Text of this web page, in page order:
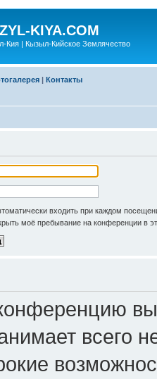
KIYA.COM
Кия | Кызыл-Кийское Землячество
| Контакты
входить при каждом
моё пребывание на конференции в
всего